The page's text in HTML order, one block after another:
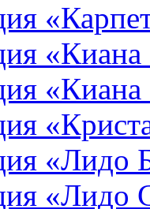
«Лидо
«Лидо